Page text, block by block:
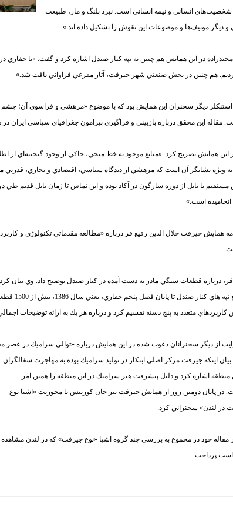
شخصيت‌هاي انساني و نيمه انساني است. نبرد پلنگ و مار، طبيعت
و ديگر موتيف‌ها و موضوعات اين نقوش را تشكيل داده اند.»
در اين همايش هم چنين به تپه كنار صندل اشاره كرد و گفت: «با حفاري در
هم چنين در بخش صنعتي شهر جيرفت، آثار مفرغي فراواني يافت شد.»
استنكلر ديگر سخنران اين همايش بود كه با موضوع «مرهشي و فراسوي آن؛ چشم
مقاله اين محقق درباره بازبيني و فراگيري پيرامون جغرافياي سياسي ايران در
اين همايش تصريح كرد: «منابع موجود به خط ميخي، حاكي از وجود گنجينه‌اي از
به ويژه نشانگر آن است كه مرهشي از ديدگاه سياسي، اقتصادي و تجاري، ‌قدرتي
با بابل از دوره سارگون در آكاد بوده و اين تماس تا زمان بابل قديم طي
است.»
همايش جيرفت جلال الدين رفيع فر درباره «مطالعه مقدماتي تكنولوژي و
فر، درباره قطعات سنگي مادر به دست آمده در كنار صندل توضيح داد. وي بيان
سطح تپه
كاربردهاي متعدد به پنج دسته تقسيم كرد و درباره هر يك به ارائه توضيحات
از ديگر سخنرانان دعوت شده در اين همايش درباره «توالي سراميك در عصر
بيان اينكه جيرفت مركز اصلي ابتكار در توليد سراميك بوده به مهاجرت سفالگران
منطقه اشاره كرد و دليل پيشرفت هنر سراميك در اين منطقه را همين امر
در پايان دومين روز از همايش جيرفت نيز جان كورتيس با محوريت «اشيا نوع
در لندن» سخنراني كرد.
مقاله خود در مجموع به بررسي چند گروه اشيا «نوع جيرفت» كه در لندن مشاهده
پرداخت.